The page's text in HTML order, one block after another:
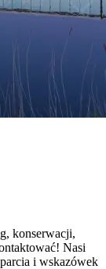
konserwacji,
Nasi
i wskazówek